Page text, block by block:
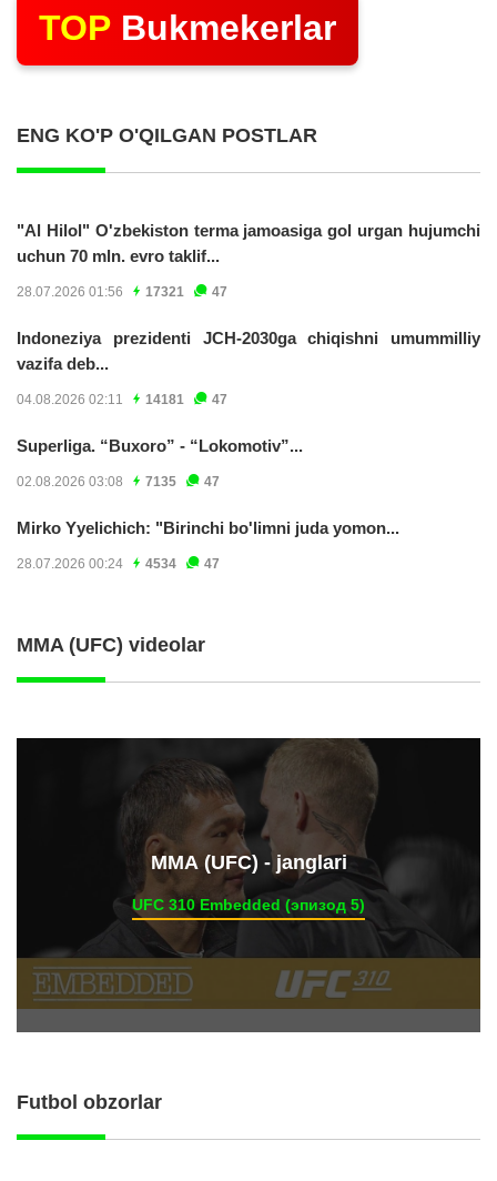
TOP Bukmekerlar
ENG KO'P O'QILGAN POSTLAR
"Al Hilol" O'zbekiston terma jamoasiga gol urgan hujumchi
uchun 70 mln. evro taklif...
28.07.2026 01:56 17321 47
Indoneziya prezidenti JCH-2030ga chiqishni umummilliy
vazifa deb...
04.08.2026 02:11 14181 47
Superliga. “Buxoro” - “Lokomotiv”...
02.08.2026 03:08 7135 47
Mirko Yyelichich: "Birinchi bo'limni juda yomon...
28.07.2026 00:24 4534 47
MMA (UFC) videolar
ММА (UFC) - janglari
UFC 310 Embedded (эпизод 5)
Futbol obzorlar